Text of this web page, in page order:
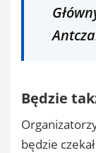
Będzie
będzie